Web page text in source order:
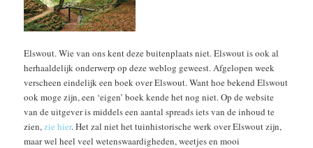
Elswout. Wie van ons kent deze buitenplaats niet. Elswout is ook al
herhaaldelijk onderwerp op deze weblog geweest. Afgelopen week
verscheen eindelijk een boek over Elswout. Want hoe bekend Elswout
ook moge zijn, een ‘eigen’ boek kende het nog niet. Op de website
van de uitgever is middels een aantal spreads iets van de inhoud te
zien,zie hier. Het zal niet het tuinhistorische werk over Elswout zijn,
maar wel heel veel wetenswaardigheden, weetjes en mooi